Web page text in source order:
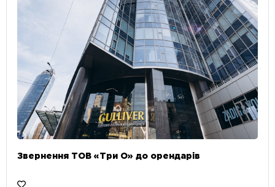
Звернення ТОВ «Три О» до орендарів